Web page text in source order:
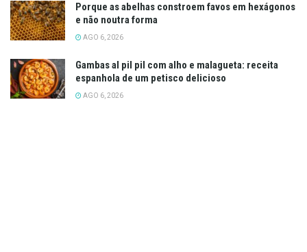
Porque as abelhas constroem favos em hexágonos
e não noutra forma
AGO 6, 2026
Gambas al pil pil com alho e malagueta: receita
espanhola de um petisco delicioso
AGO 6, 2026